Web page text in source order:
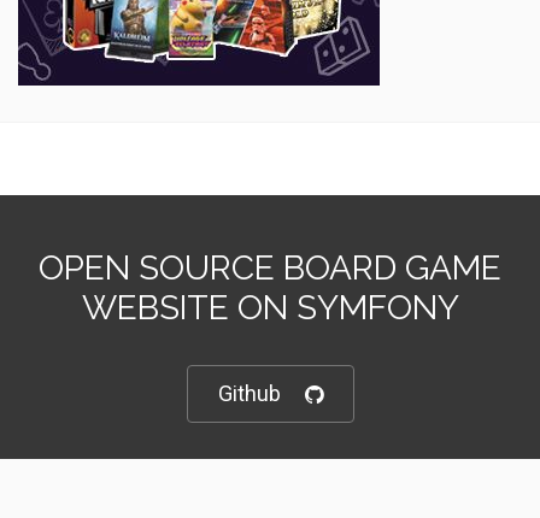
OPEN SOURCE BOARD GAME
WEBSITE ON SYMFONY
Github